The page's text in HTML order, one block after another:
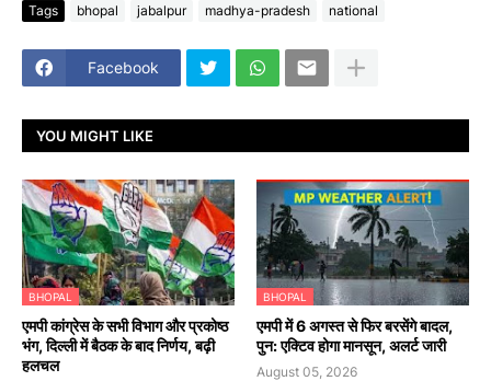
Tags bhopal jabalpur madhya-pradesh national
Facebook
YOU MIGHT LIKE
BHOPAL
एमपी कांग्रेस के सभी विभाग और प्रकोष्ठ
भंग, दिल्ली में बैठक के बाद निर्णय, बढ़ी
हलचल
BHOPAL
एमपी में 6 अगस्त से फिर बरसेंगे बादल,
पुन: एक्टिव होगा मानसून, अलर्ट जारी
August 05, 2026